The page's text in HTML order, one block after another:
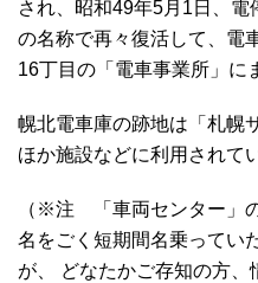
され、昭和49年5月1日、電
の名称で再々復活して、電
16丁目の「電車事業所」に
幌北電車庫の跡地は「札幌
ほか施設などに利用されて
（※注 「車両センター」
名をごく短期間名乗ってい
が、 どなたかご存知の方、